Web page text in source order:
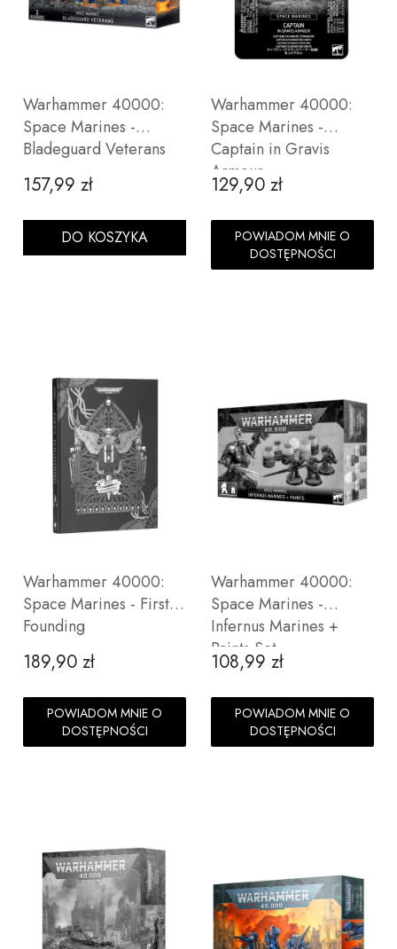
Warhammer 40000:
Space Marines -
Bladeguard Veterans
Cena
157,99 zł
DO KOSZYKA
Warhammer 40000:
Space Marines -
Captain in Gravis
Armour
Cena
129,90 zł
POWIADOM MNIE O
DOSTĘPNOŚCI
Warhammer 40000:
Space Marines - First
Founding
Cena
189,90 zł
POWIADOM MNIE O
DOSTĘPNOŚCI
Warhammer 40000:
Space Marines -
Infernus Marines +
Paints Set
Cena
108,99 zł
POWIADOM MNIE O
DOSTĘPNOŚCI